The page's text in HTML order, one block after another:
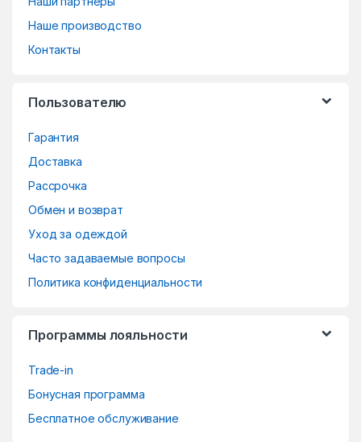
Наше производство
Контакты
Пользователю
Гарантия
Доставка
Рассрочка
Обмен и возврат
Уход за одеждой
Часто задаваемые вопросы
Политика конфиденциальности
Программы лояльности
Trade-in
Бонусная программа
Бесплатное обслуживание